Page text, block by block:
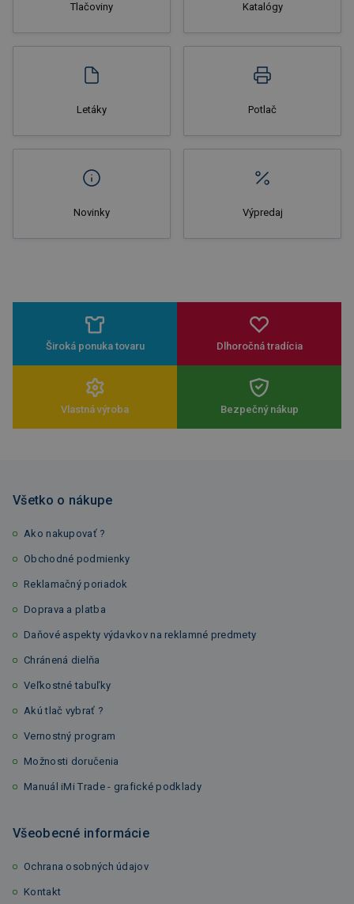
Tlačoviny Katalógy
Letáky Potlač
Novinky Výpredaj
Široká ponuka tovaru Dlhoročná tradícia
Vlastná výroba Bezpečný nákup
Všetko o nákupe
Ako nakupovať ?
Obchodné podmienky
Reklamačný poriadok
Doprava a platba
Daňové aspekty výdavkov na reklamné predmety
Chránená dielňa
Veľkostné tabuľky
Akú tlač vybrať ?
Vernostný program
Možnosti doručenia
Manuál iMi Trade - grafické podklady
Všeobecné informácie
Ochrana osobných údajov
Kontakt